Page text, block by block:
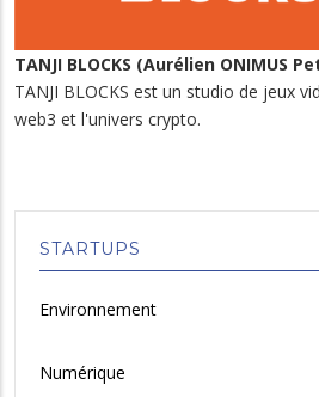
TANJI BLOCKS (Aurélien ONIMUS
TANJI BLOCKS est un studio de jeux
web3 et l'univers crypto.
STARTUPS
Environnement
Numérique